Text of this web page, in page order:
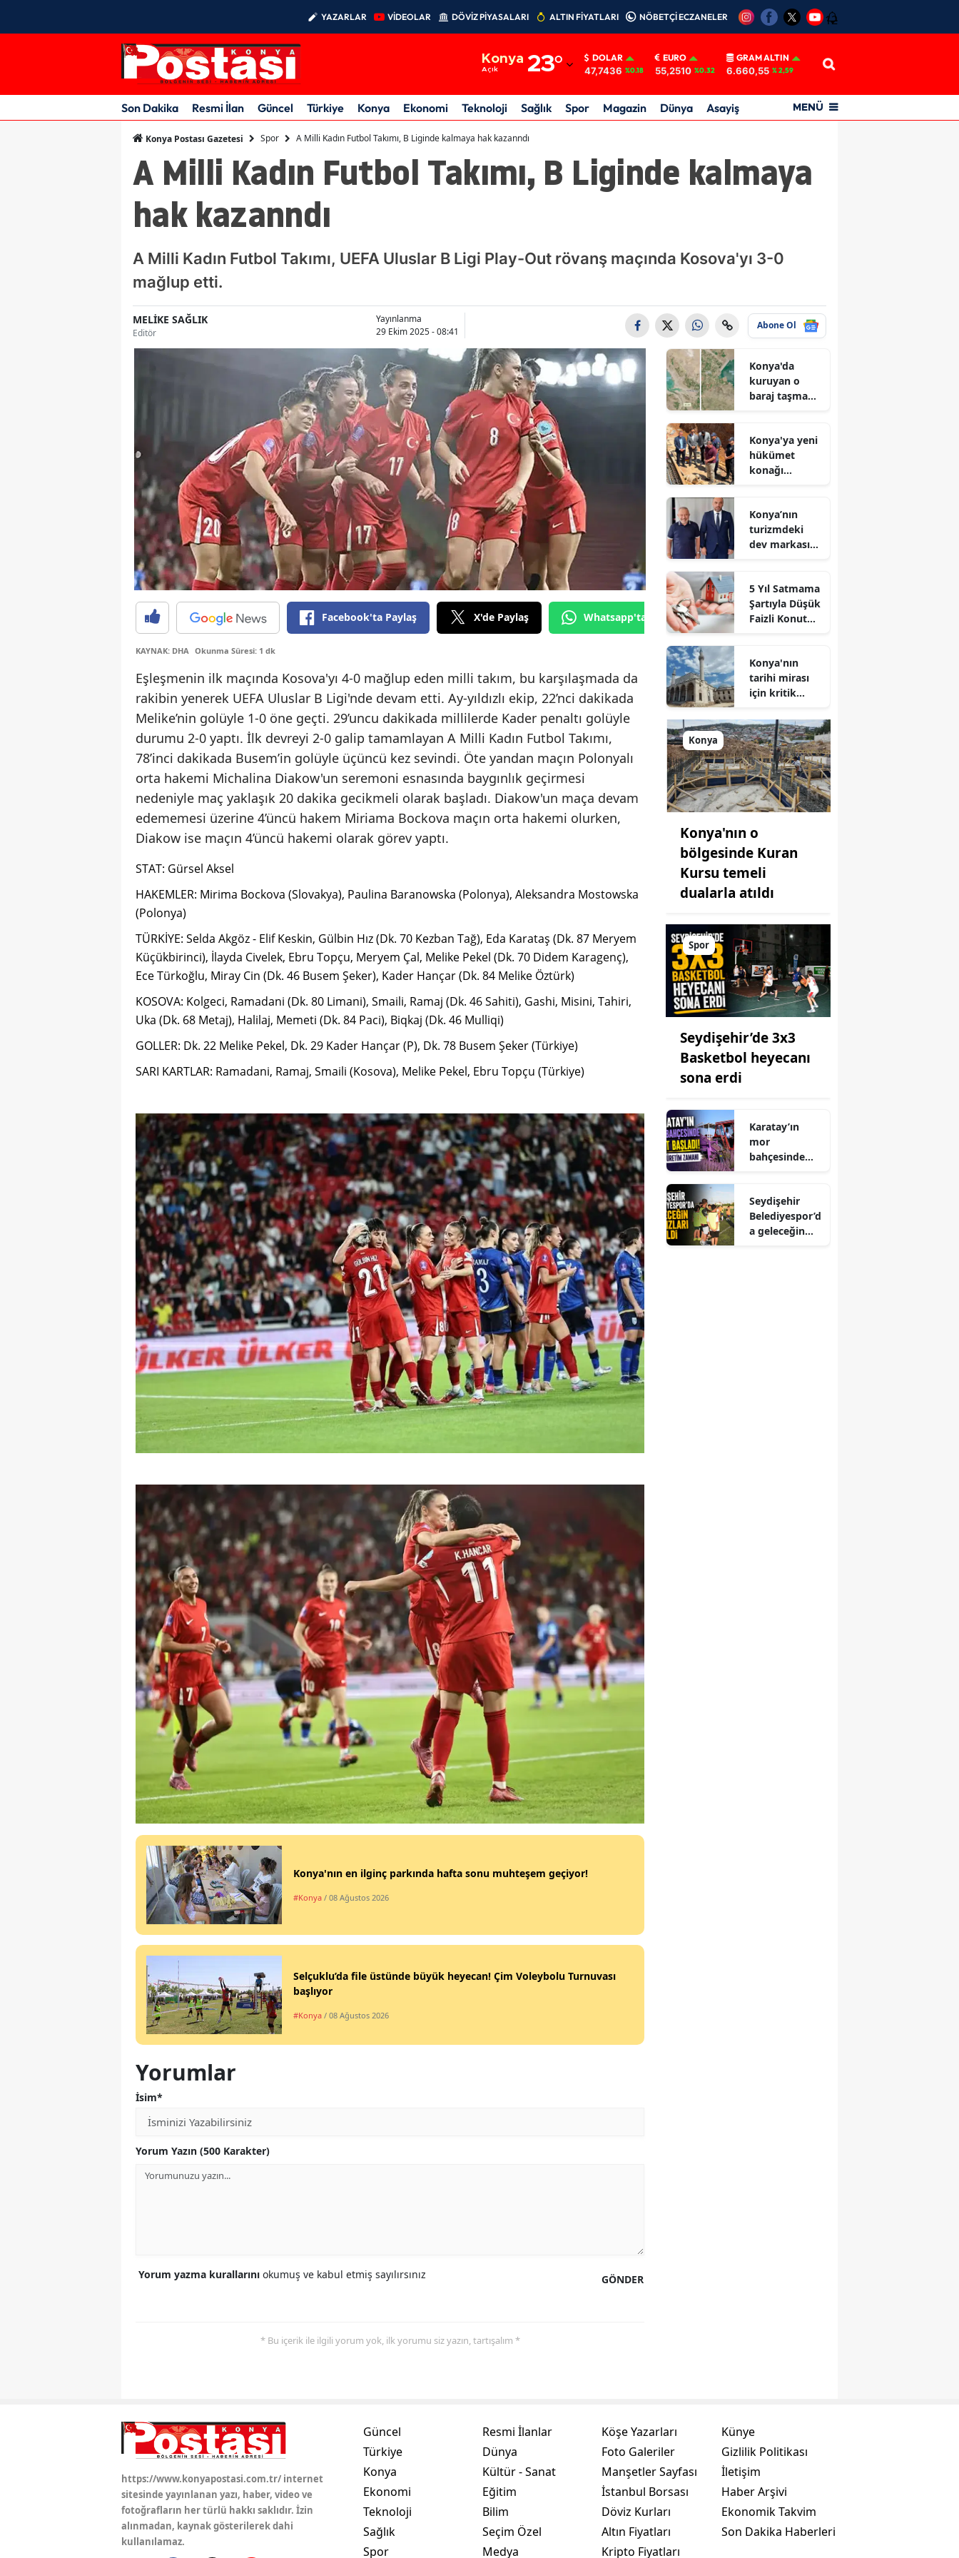
YAZARLAR VİDEOLAR DÖVİZ PİYASALARI ALTIN FİYATLARI NÖBETÇİ ECZANELER 12
Konya
Açık 23°
Adıyaman
Afyonkarahisar
Ankara
Balıkesir
Bingöl
Bitlis
Bolu
Burdur
Bursa
Çanakkale
Çankırı
Çorum
Denizli
Diyarbakır
Elazığ
Erzincan
Erzurum
Eskişehir
Gaziantep
Hakkari
Isparta
Mersin
İstanbul
İzmir
Kars
Kayseri
Kırklareli
Kırşehir
Kocaeli
Konya
Kütahya
Malatya
Manisa
Kahramanmaraş
Mardin
Niğde
Ordu
Rize
Sakarya
Samsun
Siirt
Sinop
Sivas
Tekirdağ
Tokat
Trabzon
Tunceli
Yozgat
Zonguldak
DOLAR
47,7436 %0.18
EURO
55,2510 %0.32
GRAM ALTIN
6.660,55 % 2,59
Son Dakika Resmi İlan Güncel Türkiye Konya Ekonomi Teknoloji Sağlık Spor Magazin Dünya Asayiş MENÜ
Konya Postası Gazetesi Spor A Milli Kadın Futbol Takımı, B Liginde kalmaya hak kazanndı
A Milli Kadın Futbol Takımı, B Liginde kalmaya
hak kazanndı
A Milli Kadın Futbol Takımı, UEFA Uluslar B Ligi Play-Out rövanş maçında Kosova'yı 3-0
mağlup etti.
MELİKE SAĞLIK
Editör
Yayınlanma
29 Ekim 2025 - 08:41
Abone Ol
Facebook'ta Paylaş X'de Paylaş Whatsapp'tan Gönder
KAYNAK: DHA Okunma Süresi: 1 dk
Eşleşmenin ilk maçında Kosova'yı 4-0 mağlup eden milli takım, bu karşılaşmada da
rakibin yenerek UEFA Uluslar B Ligi'nde devam etti. Ay-yıldızlı ekip, 22’nci dakikada
Melike’nin golüyle 1-0 öne geçti. 29’uncu dakikada millilerde Kader penaltı golüyle
durumu 2-0 yaptı. İlk devreyi 2-0 galip tamamlayan A Milli Kadın Futbol Takımı,
78’inci dakikada Busem’in golüyle üçüncü kez sevindi. Öte yandan maçın Polonyalı
orta hakemi Michalina Diakow'un seremoni esnasında baygınlık geçirmesi
nedeniyle maç yaklaşık 20 dakika gecikmeli olarak başladı. Diakow'un maça devam
edememesi üzerine 4’üncü hakem Miriama Bockova maçın orta hakemi olurken,
Diakow ise maçın 4’üncü hakemi olarak görev yaptı.
STAT: Gürsel Aksel
HAKEMLER: Mirima Bockova (Slovakya), Paulina Baranowska (Polonya), Aleksandra Mostowska
(Polonya)
TÜRKİYE: Selda Akgöz - Elif Keskin, Gülbin Hız (Dk. 70 Kezban Tağ), Eda Karataş (Dk. 87 Meryem
Küçükbirinci), İlayda Civelek, Ebru Topçu, Meryem Çal, Melike Pekel (Dk. 70 Didem Karagenç),
Ece Türkoğlu, Miray Cin (Dk. 46 Busem Şeker), Kader Hançar (Dk. 84 Melike Öztürk)
KOSOVA: Kolgeci, Ramadani (Dk. 80 Limani), Smaili, Ramaj (Dk. 46 Sahiti), Gashi, Misini, Tahiri,
Uka (Dk. 68 Metaj), Halilaj, Memeti (Dk. 84 Paci), Biqkaj (Dk. 46 Mulliqi)
GOLLER: Dk. 22 Melike Pekel, Dk. 29 Kader Hançar (P), Dk. 78 Busem Şeker (Türkiye)
SARI KARTLAR: Ramadani, Ramaj, Smaili (Kosova), Melike Pekel, Ebru Topçu (Türkiye)
Konya'nın en ilginç parkında hafta sonu muhteşem geçiyor!
#Konya / 08 Ağustos 2026
Selçuklu’da file üstünde büyük heyecan! Çim Voleybolu Turnuvası
başlıyor
#Konya / 08 Ağustos 2026
Yorumlar
İsim*
Yorum Yazın (500 Karakter)
GÖNDER
Yorum yazma kurallarını okumuş ve kabul etmiş sayılırsınız
* Bu içerik ile ilgili yorum yok, ilk yorumu siz yazın, tartışalım *
Konya'da
kuruyan o
baraj taşma
Konya'ya yeni
hükümet
konağı
Konya’nın
turizmdeki
dev markası
de zirveye
oynuyor
5 Yıl Satmama
Şartıyla Düşük
Faizli Konut
Konya'nın
tarihi mirası
için kritik
durum
açıklandı
Konya
Konya'nın o
bölgesinde Kuran
Kursu temeli
dualarla atıldı
Spor
Seydişehir’de 3x3
Basketbol heyecanı
sona erdi
Karatay’ın
mor
bahçesinde
zamanı
Seydişehir
Belediyespor’d
a geleceğin
https://www.konyapostasi.com.tr/ internet
sitesinde yayınlanan yazı, haber, video ve
fotoğrafların her türlü hakkı saklıdır. İzin
alınmadan, kaynak gösterilerek dahi
kullanılamaz.
Güncel
Türkiye
Konya
Ekonomi
Teknoloji
Sağlık
Spor
Resmi İlanlar
Dünya
Kültür - Sanat
Eğitim
Bilim
Seçim Özel
Medya
Köşe Yazarları
Foto Galeriler
Manşetler Sayfası
İstanbul Borsası
Döviz Kurları
Altın Fiyatları
Kripto Fiyatları
Künye
Gizlilik Politikası
İletişim
Haber Arşivi
Ekonomik Takvim
Son Dakika Haberleri